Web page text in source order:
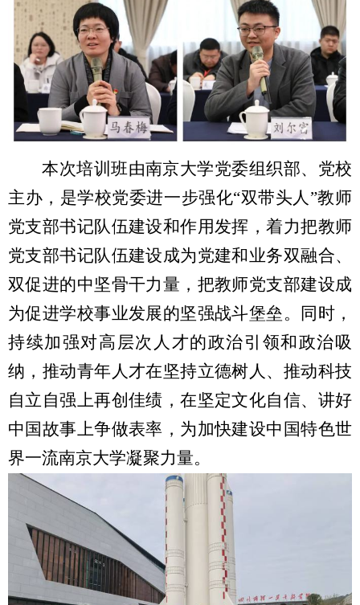
本次培训班由南京大学党委组织部、党校
主办，是学校党委进一步强化“双带头人”教师
党支部书记队伍建设和作用发挥，着力把教师
党支部书记队伍建设成为党建和业务双融合、
双促进的中坚骨干力量，把教师党支部建设成
为促进学校事业发展的坚强战斗堡垒。同时，
持续加强对高层次人才的政治引领和政治吸
纳，推动青年人才在坚持立德树人、推动科技
自立自强上再创佳绩，在坚定文化自信、讲好
中国故事上争做表率，为加快建设中国特色世
界一流南京大学凝聚力量。